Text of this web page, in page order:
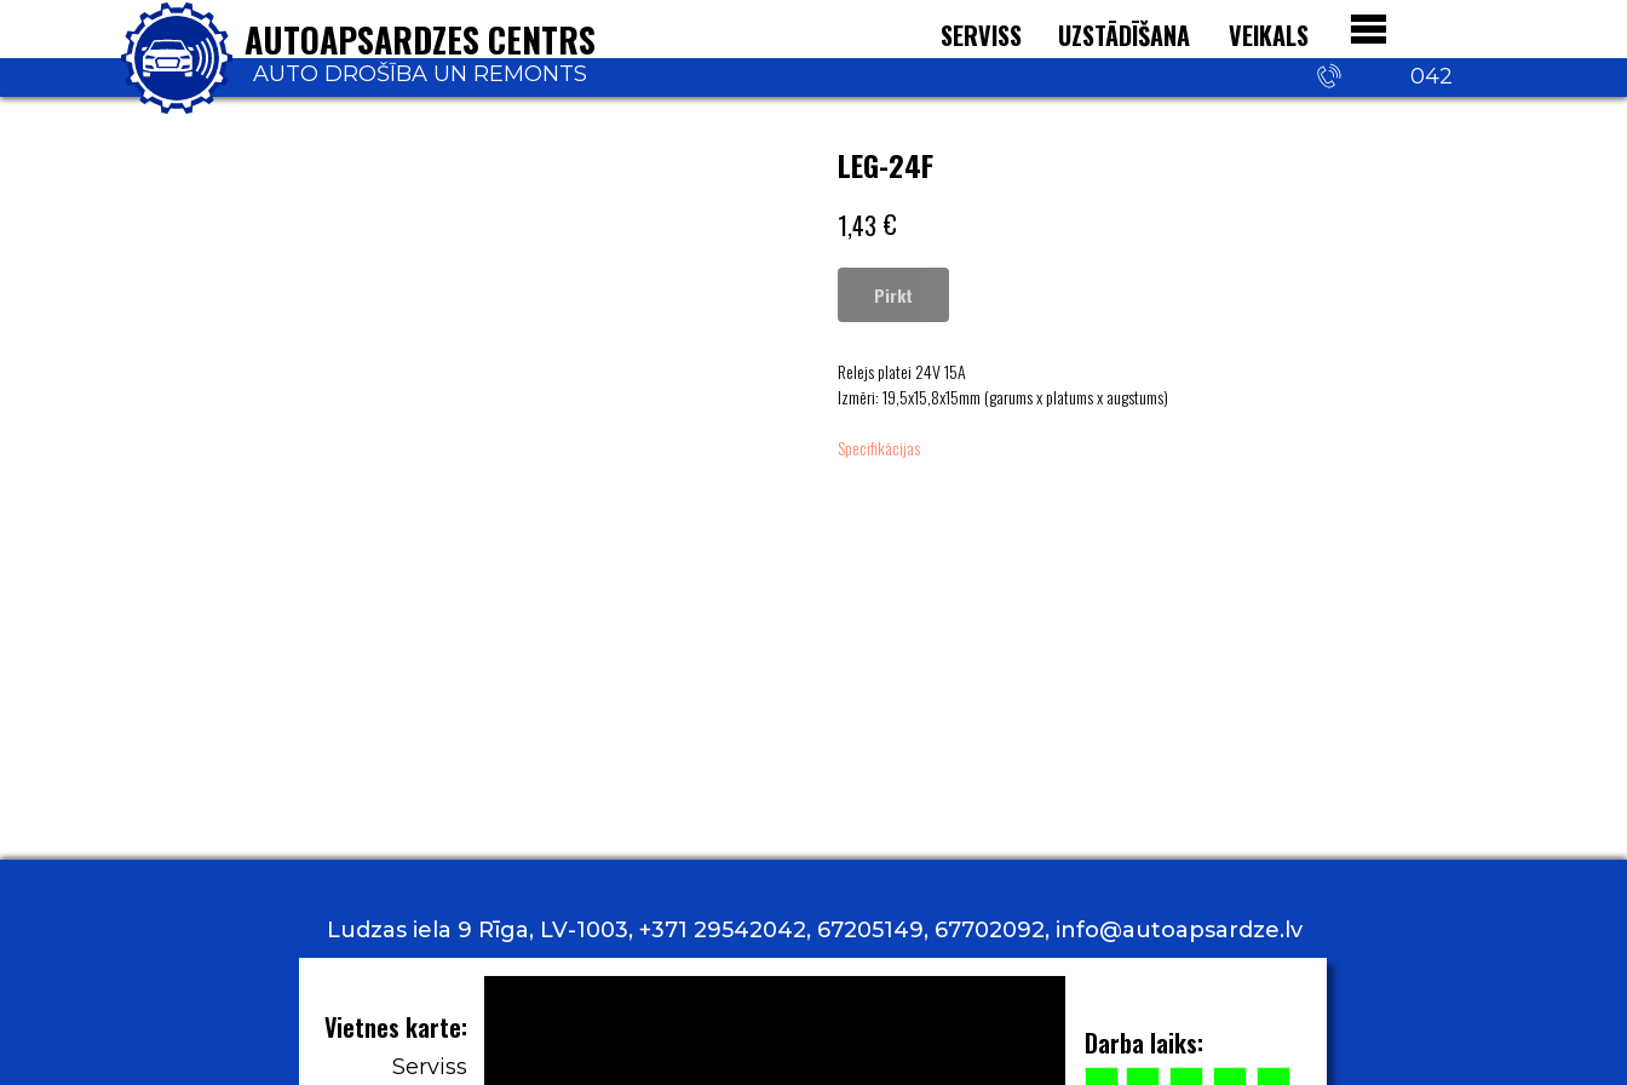
+371 29 542
042
AUTOAPSARDZES CENTRS
AUTO DROŠĪBA UN REMONTS
VEIKALS
UZSTĀDĪŠANA
SERVISS
LEG-24F
1,43 €
Pirkt
Relejs platei 24V 15A
Izmēri: 19,5x15,8x15mm (garums х platums х augstums)
Specifikācijas
Darba laiks:
Ludzas iela 9 Rīga, LV-1003, +371 29542042, 67205149, 67702092, info@autoapsardze.lv
Serviss
Vietnes karte: